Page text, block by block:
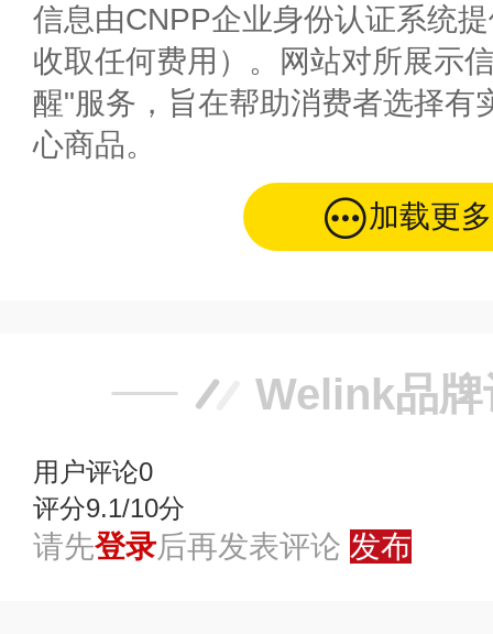
信息由CNPP企业身份认证系统
收取任何费用）。网站对所展示
醒"服务，旨在帮助消费者选择有
心商品。
加载更多
Welink品牌
用户评论0
评分9.1/10分
请先登录后再发表评论 发布